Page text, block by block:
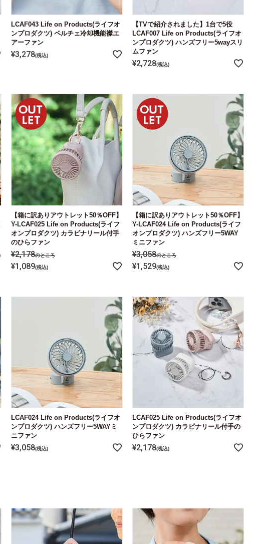
LCAF043 Life on Products(ライフオ
ンプロダクツ) ペルチェ冷却機能襟エ
アーファン
¥3,278 税込
【TVで紹介されました】1台で5役
LCAF007 Life on Products(ライフオ
ンプロダクツ) ハンズフリー5wayスリ
ムファン
¥2,728 税込
【箱に訳ありアウトレット50％OFF】
Y-LCAF025 Life on Products(ライフ
オンプロダクツ) カラビナリール付手
のひらファン
¥2,178のところ
¥1,089 税込
【箱に訳ありアウトレット50％OFF】
Y-LCAF024 Life on Products(ライフ
オンプロダクツ) ハンズフリー5WAY
ミニファン
¥3,058のところ
¥1,529 税込
LCAF024 Life on Products(ライフオ
ンプロダクツ) ハンズフリー5WAYミ
ニファン
¥3,058 税込
LCAF025 Life on Products(ライフオ
ンプロダクツ) カラビナリール付手の
ひらファン
¥2,178 税込